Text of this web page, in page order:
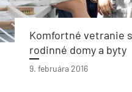
Komfortné vetranie
rodinné domy a byty
9. februára 2016